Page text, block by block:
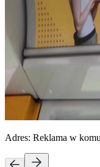
Adres: Reklama w